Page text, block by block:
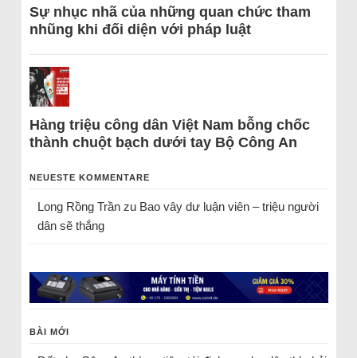
Sự nhục nhã của những quan chức tham
nhũng khi đối diện với pháp luật
Hàng triệu công dân Việt Nam bỗng chốc
thành chuột bạch dưới tay Bộ Công An
NEUESTE KOMMENTARE
Long Rồng Trầnzu Bao vây dư luận viên – triệu người
dân sẽ thắng
BÀI MỚI